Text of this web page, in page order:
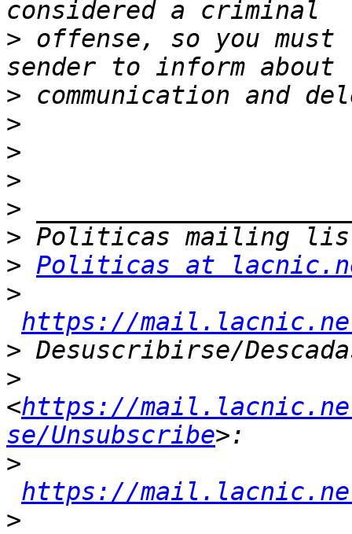
> offense, so you
>
>
>
>
>
>
> Politicas at
>
https://
>
>
<https://
se/Unsubscribe
>
https://
>